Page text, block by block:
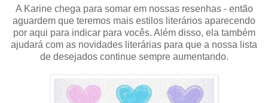
A Karine chega para somar em nossas resenhas - então
aguardem que teremos mais estilos literários aparecendo
por aqui para indicar para vocês. Além disso, ela também
ajudará com as novidades literárias para que a nossa lista
de desejados continue sempre aumentando.